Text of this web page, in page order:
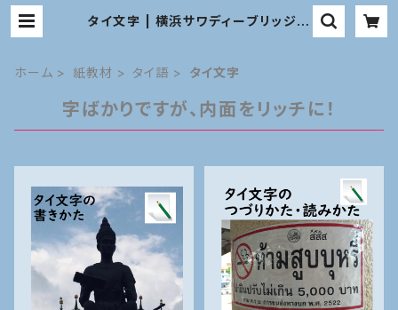
タイ文字 | 横浜サワディーブリッジ
ホーム 紙教材 タイ語 タイ文字
字ばかりですが、内面をリッチに！